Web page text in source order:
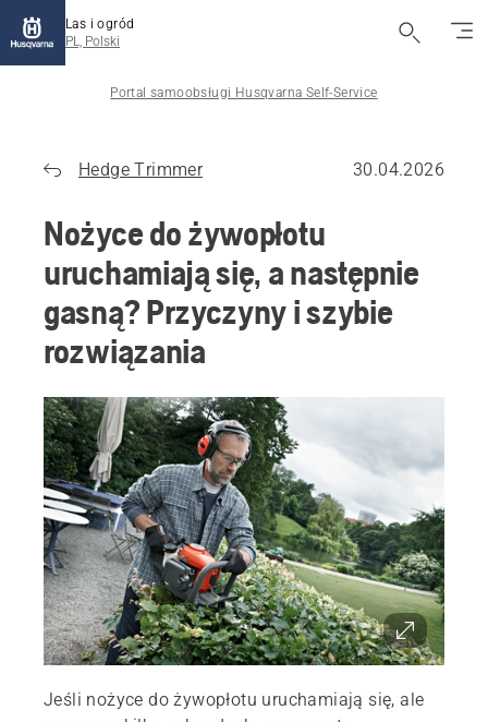
Las i ogród
PL, Polski
Portal samoobsługi Husqvarna Self-Service
Hedge Trimmer 30.04.2026
Nożyce do żywopłotu
uruchamiają się, a następnie
gasną? Przyczyny i szybie
rozwiązania
Jeśli nożyce do żywopłotu uruchamiają się, ale